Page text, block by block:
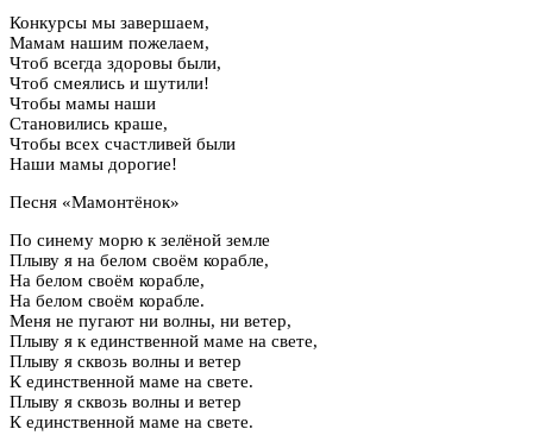
Конкурсы мы завершаем,
Мамам нашим пожелаем,
Чтоб всегда здоровы были,
Чтоб смеялись и шутили!
Чтобы мамы наши
Становились краше,
Чтобы всех счастливей были
Наши мамы дорогие!
Песня «Мамонтёнок»
По синему морю к зелёной земле
Плыву я на белом своём корабле,
На белом своём корабле,
На белом своём корабле.
Меня не пугают ни волны, ни ветер,
Плыву я к единственной маме на свете,
Плыву я сквозь волны и ветер
К единственной маме на свете.
Плыву я сквозь волны и ветер
К единственной маме на свете.